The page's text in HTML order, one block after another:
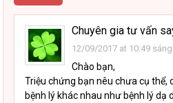
Chuyên gia tư vấn
12/09/2017 at 10:49 sáng
Chào bạn,
Triệu chứng bạn nêu chưa cụ thể,
bệnh lý khác nhau như bệnh lý dạ